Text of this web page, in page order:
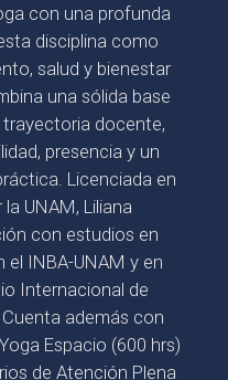
con una profunda
disciplina como
salud y bienestar
una sólida base
docente,
presencia y un
Licenciada en
UNAM, Liliana
con estudios en
INBA-UNAM y en
Internacional de
además con
Espacio (600 hrs)
de Atención Plena